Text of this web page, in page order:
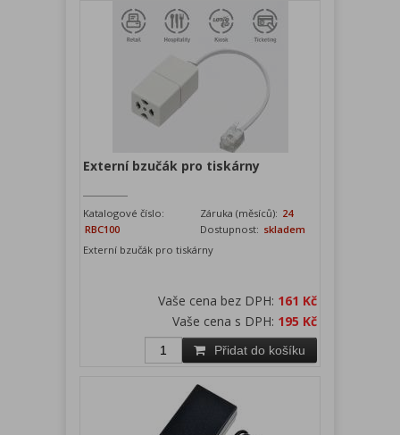
Externí bzučák pro tiskárny
Katalogové číslo:
RBC100
Záruka (měsíců): 24
Dostupnost: skladem
Externí bzučák pro tiskárny
Vaše cena bez DPH: 161 Kč
Vaše cena s DPH: 195 Kč
Přidat do košíku